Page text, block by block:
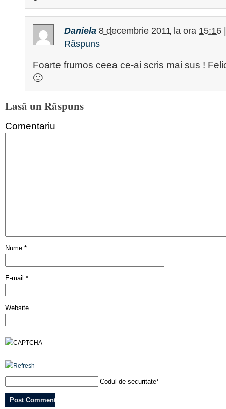
Daniela 8 decembrie 2011 la ora 15:16
Răspuns
Foarte frumos ceea ce-ai scris mai sus !
🙂
Lasă un Răspuns
Comentariu
Nume *
E-mail *
Website
Codul de securitate*